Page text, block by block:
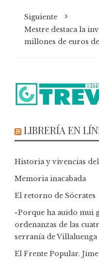
Siguiente
Mestre destaca la
millones de euros
LIBRERÍA EN
Historia y vivencias
Memoria inacabada
El retorno de Sócrates
«Porque ha auido mui
ordenanzas de las
serranía de Villaluenga
El Frente Popular.